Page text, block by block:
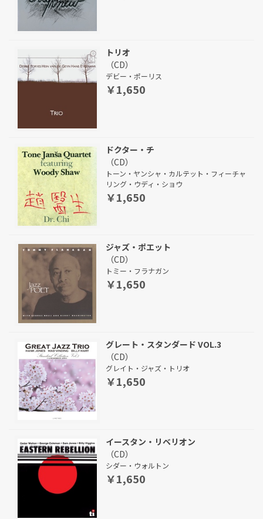
トリオ
（CD）
デビー・ポーリス
￥1,650
ドクター・チ
（CD）
トーン・ヤンシャ・カルテット・フィーチャ
リング・ウディ・ショウ
￥1,650
ジャズ・ポエット
（CD）
トミー・フラナガン
￥1,650
グレート・スタンダード VOL.3
（CD）
グレイト・ジャズ・トリオ
￥1,650
イースタン・リベリオン
（CD）
シダー・ウォルトン
￥1,650